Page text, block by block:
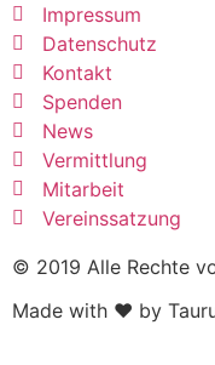
Impressum
Datenschutz
Kontakt
Spenden
News
Vermittlung
Mitarbeit
Vereinssatzung
© 2019 Alle Rechte
Made with ❤ by